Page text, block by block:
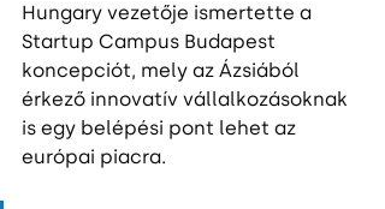
Hungary vezetője ismertette a
Startup Campus Budapest
koncepciót, mely az Ázsiából
érkező innovatív vállalkozásoknak
is egy belépési pont lehet az
európai piacra.